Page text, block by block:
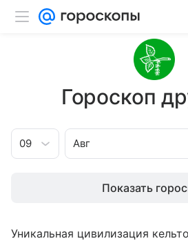
Гороскоп
09 Авг
Показать
Уникальная цивилизация